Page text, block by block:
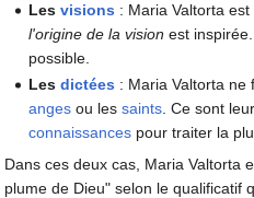
Lesvisions : Maria Valtorta
l'origine de la vision est
possible.
Lesdictées : Maria Valtorta
anges ou lessaints . Ce sont
connaissances pour traiter la
Dans ces deux cas, Maria Valtorta
plume de Dieu" selon le qualificatif